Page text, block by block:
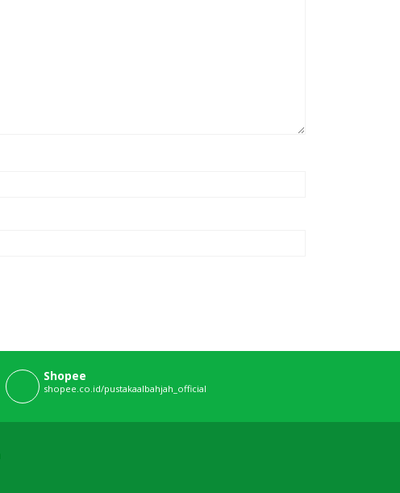
Shopee
shopee.co.id/pustakaalbahjah_official